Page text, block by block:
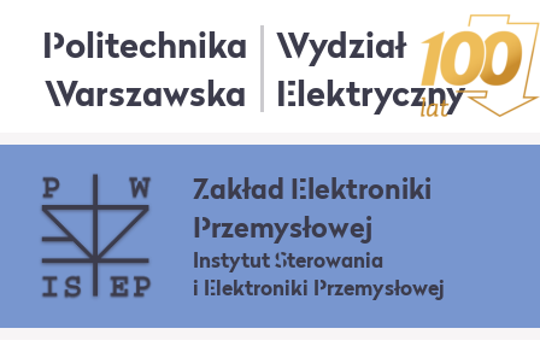
Politechnika
Warszawska
Wydział
Elektryczny
Zakład Elektroniki
Przemysłowej
Instytut Sterowania
i Elektroniki Przemysłowej